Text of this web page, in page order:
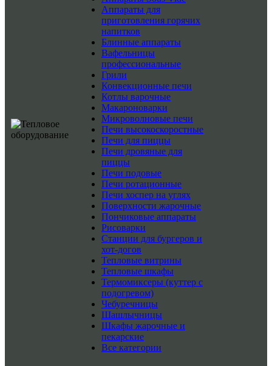
Аппараты для
приготовления горячих
напитков
Блинные аппараты
Вафельницы
профессиональные
Грили
Конвекционные печи
Котлы варочные
Макароноварки
Микроволновые печи
Печи высокоскоростные
Печи для пиццы
Печи дровяные для
пиццы
Печи подовые
Печи ротационные
Печи хоспер на углях
Поверхности жарочные
Пончиковые аппараты
Рисоварки
Станции для бургеров и
хот-догов
Тепловые витрины
Тепловые шкафы
Термомиксеры (куттер с
подогревом)
Чебуречницы
Шашлычницы
Шкафы жарочные и
пекарские
Все категории